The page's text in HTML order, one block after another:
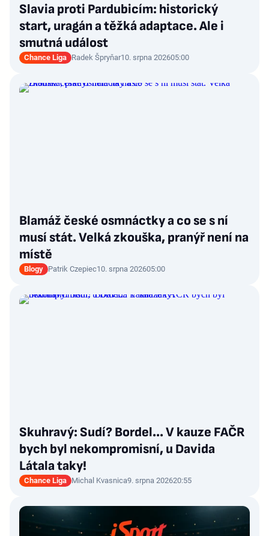
Slavia proti Pardubicím: historický
start, uragán a těžká adaptace. Ale i
smutná událost
Chance Liga Radek Špryňar10. srpna 202605:00
Blamáž české osmnáctky a co se s ní
musí stát. Velká zkouška, pranýř není na
místě
Blogy Patrik Czepiec10. srpna 202605:00
Skuhravý: Sudí? Bordel... V kauze FAČR
bych byl nekompromisní, u Davida
Látala taky!
Chance Liga Michal Kvasnica9. srpna 202620:55